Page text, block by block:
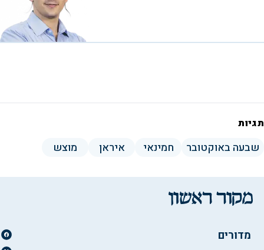
תגיות
שבעה באוקטובר חמינאי איראן מוצש
מדורים